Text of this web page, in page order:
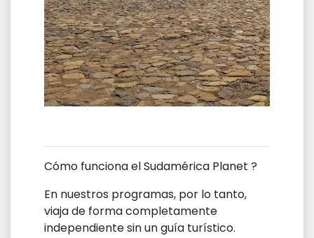
Cómo funciona el Sudamérica Planet ?
En nuestros programas, por lo tanto,
viaja de forma completamente
independiente sin un guía turístico.